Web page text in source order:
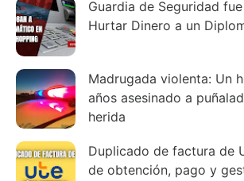
Guardia de Seguridad
Hurtar Dinero a un
Madrugada violenta: Un
años asesinado a
herida
Duplicado de factura de
de obtención, pago y